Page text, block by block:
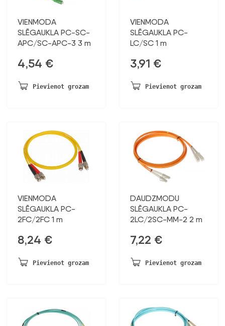
VIENMODA
SLĒGAUKLA PC-SC-
APC/SC-APC-3 3 m
4,54 €
Pievienot grozam
VIENMODA
SLĒGAUKLA PC-
LC/SC 1 m
3,91 €
Pievienot grozam
VIENMODA
SLĒGAUKLA PC-
2FC/2FC 1 m
8,24 €
Pievienot grozam
DAUDZMODU
SLĒGAUKLA PC-
2LC/2SC-MM-2 2 m
7,22 €
Pievienot grozam